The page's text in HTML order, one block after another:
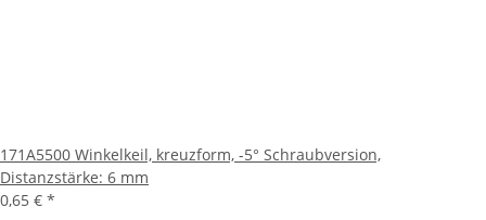
171A5500 Winkelkeil, kreuzform, -5° Schraubversion,
Distanzstärke: 6 mm
0,65 € *